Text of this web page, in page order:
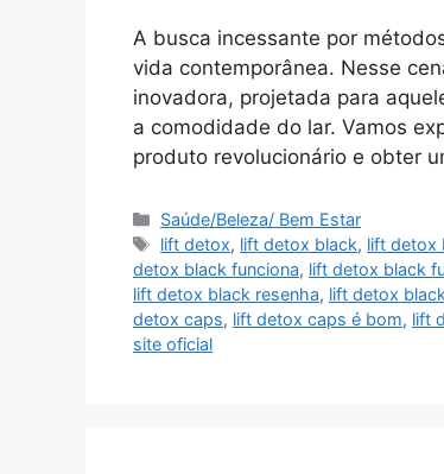
A busca incessante por
vida contemporânea. Nesse
inovadora, projetada para
a comodidade do lar. Vamos
produto revolucionário e obter
Categorias
Saúde/Beleza/ Bem Estar
Tags
lift detox, lift detox black, lift detox
detox black funciona, lift detox black
lift detox black resenha, lift detox
detox caps, lift detox caps é bom, lift
site oficial